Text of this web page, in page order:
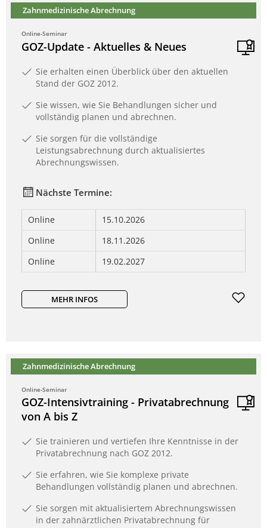
Zahnmedizinische Abrechnung
Online-Seminar
GOZ-Update - Aktuelles & Neues
Sie erhalten einen Überblick über den aktuellen
Stand der GOZ 2012.
Sie wissen, wie Sie Behandlungen sicher und
vollständig planen und abrechnen.
Sie sorgen für die vollständige
Leistungsabrechnung durch aktualisiertes
Abrechnungswissen.
Nächste Termine:
Online
15.10.2026
Online
18.11.2026
Online
19.02.2027
MEHR INFOS
Zahnmedizinische Abrechnung
Online-Seminar
GOZ-Intensivtraining - Privatabrechnung
von A bis Z
Sie trainieren und vertiefen Ihre Kenntnisse in der
Privatabrechnung nach GOZ 2012.
Sie erfahren, wie Sie komplexe private
Behandlungen vollständig planen und abrechnen.
Sie sorgen mit aktualisiertem Abrechnungswissen
in der zahnärztlichen Privatabrechnung für